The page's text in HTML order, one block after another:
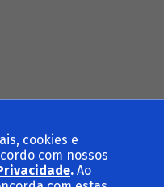
Voltar ao topo
cookies e
com nossos
. Ao